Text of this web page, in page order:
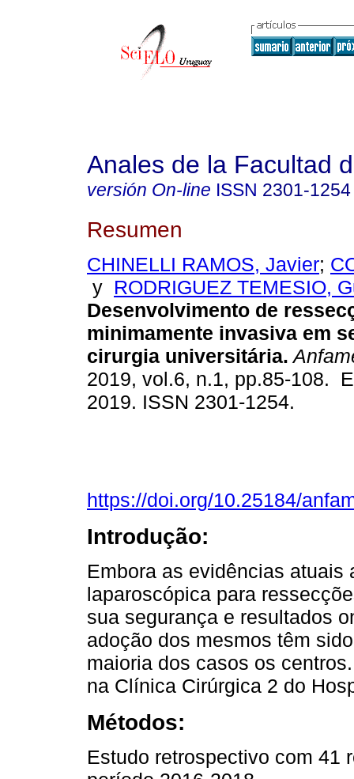
Anales de la Facultad
versión On-line ISSN 2301-1254
Resumen
CHINELLI RAMOS, Javier;
y RODRIGUEZ TEMESIO,
Desenvolvimento de
minimamente invasiva em
cirurgia universitária.
2019, vol.6, n.1, pp.85-108.
2019. ISSN 2301-1254.
https://doi.org/10.25184/
Introdução:
Embora as evidências atuais
laparoscópica para
sua segurança e resultados
adoção dos mesmos têm
maioria dos casos os
na Clínica Cirúrgica 2 do
Métodos:
Estudo retrospectivo com 41